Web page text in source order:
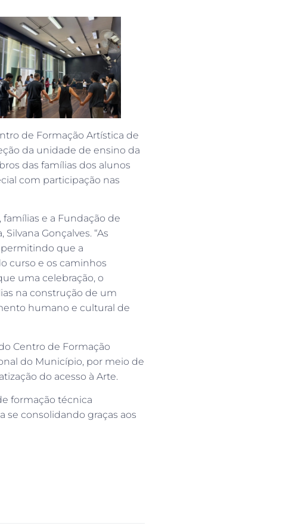
de Formação Artística de
da unidade de ensino da
das famílias dos alunos
com participação nas
e a Fundação de
Gonçalves. “As
que a
curso e os caminhos
uma celebração, o
na construção de um
humano e cultural de
Centro de Formação
do Município, por meio de
do acesso à Arte.
formação técnica
se consolidando graças aos